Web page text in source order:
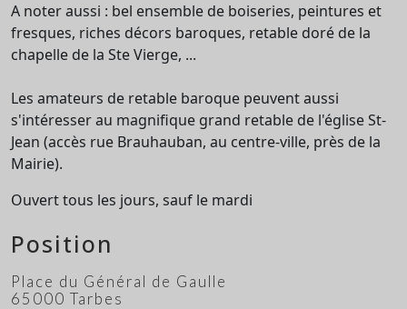
A noter aussi : bel ensemble de boiseries, peintures et
fresques, riches décors baroques, retable doré de la
chapelle de la Ste Vierge, ...
Les amateurs de retable baroque peuvent aussi
s'intéresser au magnifique grand retable de l'église St-
Jean (accès rue Brauhauban, au centre-ville, près de la
Mairie).
Ouvert tous les jours, sauf le mardi
Position
Place du Général de Gaulle
65000 Tarbes